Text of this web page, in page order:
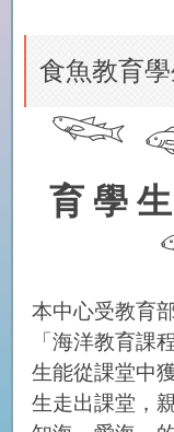
食魚教育學
𓆝
育 學
本中心受教育
「海洋教育課
生能從課堂中
生走出課堂，